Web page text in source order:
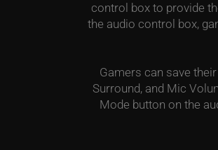
control box to provide
the audio control box,
Gamers can save
Surround, and Mic
Mode button on the